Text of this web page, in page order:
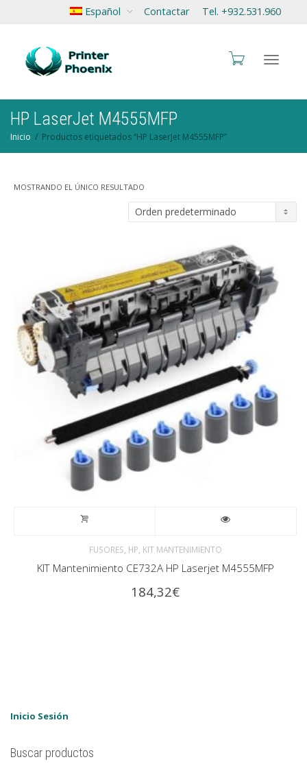
Español Contactar Tel. +932.531.960
HP LaserJet M4555MFP
Inicio Productos etiquetados “HP LaserJet M4555MFP”
MOSTRANDO EL ÚNICO RESULTADO
FUSORES, HP, KIT MANTENIMIENTO
KIT Mantenimiento CE732A HP Laserjet M4555MFP
184,32€
Inicio Sesión
Buscar productos